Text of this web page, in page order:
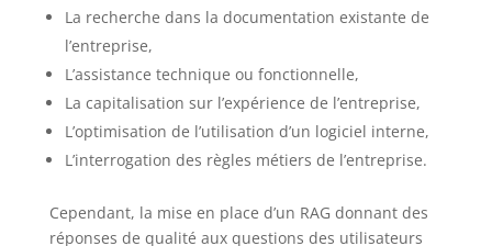
La recherche dans la documentation existante de
l’entreprise,
L’assistance technique ou fonctionnelle,
La capitalisation sur l’expérience de l’entreprise,
L’optimisation de l’utilisation d’un logiciel interne,
L’interrogation des règles métiers de l’entreprise.
Cependant, la mise en place d’un RAG donnant des
réponses de qualité aux questions des utilisateurs